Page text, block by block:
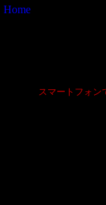
Home
スマートフォン